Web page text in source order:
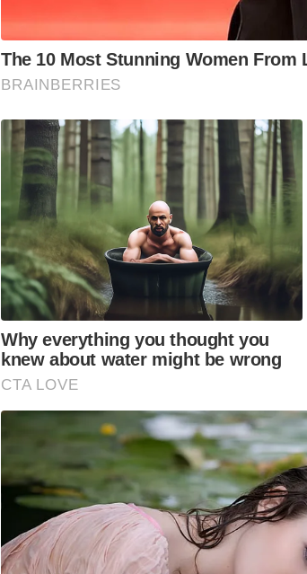
The 10 Most Stunning Women From
BRAINBERRIES
Why everything you thought you
knew about water might be wrong
CTA LOVE